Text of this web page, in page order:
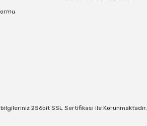
256bit SSL Sertifikası ile Korunmaktadır.